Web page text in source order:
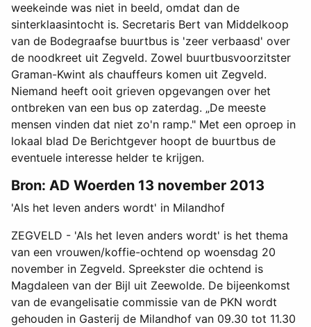
weekeinde was niet in beeld, omdat dan de
sinterklaasintocht is. Secretaris Bert van Middelkoop
van de Bodegraafse buurtbus is 'zeer verbaasd' over
de noodkreet uit Zegveld. Zowel buurtbusvoorzitster
Graman-Kwint als chauffeurs komen uit Zegveld.
Niemand heeft ooit grieven opgevangen over het
ontbreken van een bus op zaterdag. „De meeste
mensen vinden dat niet zo'n ramp." Met een oproep in
lokaal blad De Berichtgever hoopt de buurtbus de
eventuele interesse helder te krijgen.
Bron: AD Woerden 13 november 2013
'Als het leven anders wordt' in Milandhof
ZEGVELD - 'Als het leven anders wordt' is het thema
van een vrouwen/koffie-ochtend op woensdag 20
november in Zegveld. Spreekster die ochtend is
Magdaleen van der Bijl uit Zeewolde. De bijeenkomst
van de evangelisatie commissie van de PKN wordt
gehouden in Gasterij de Milandhof van 09.30 tot 11.30